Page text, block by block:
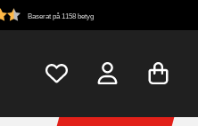
Baserat på 1158 betyg